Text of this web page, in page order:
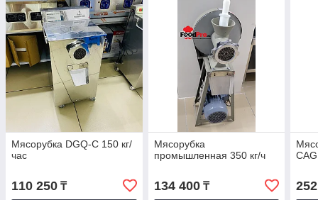
Мясорубка DGQ-C 150 кг/
час
110 250 ₸
Мясорубка
промышленная 350 кг/ч
134 400₸